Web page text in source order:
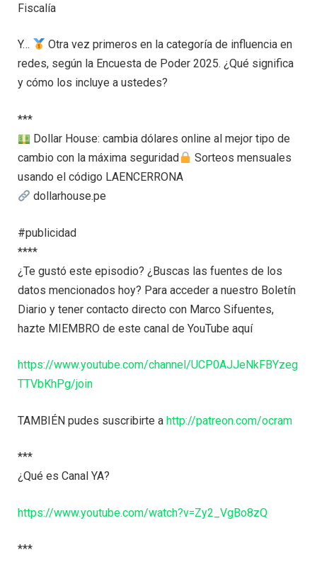
Fiscalía
Y…
Otra vez primeros en la categoría de influencia en
redes, según la Encuesta de Poder 2025. ¿Qué significa
y cómo los incluye a ustedes?
***
Dollar House: cambia dólares online al mejor tipo de
cambio con la máxima seguridad
Sorteos mensuales
usando el código LAENCERRONA
dollarhouse.pe
#publicidad
****
¿Te gustó este episodio? ¿Buscas las fuentes de los
datos mencionados hoy? Para acceder a nuestro Boletín
Diario y tener contacto directo con Marco Sifuentes,
hazte MIEMBRO de este canal de YouTube aquí
https://www.youtube.com/channel/UCP0AJJeNkFBYzeg
TTVbKhPg/join
TAMBIÉN pudes suscribirte a http://patreon.com/ocram
***
¿Qué es Canal YA?
https://www.youtube.com/watch?v=Zy2_VgBo8zQ
***